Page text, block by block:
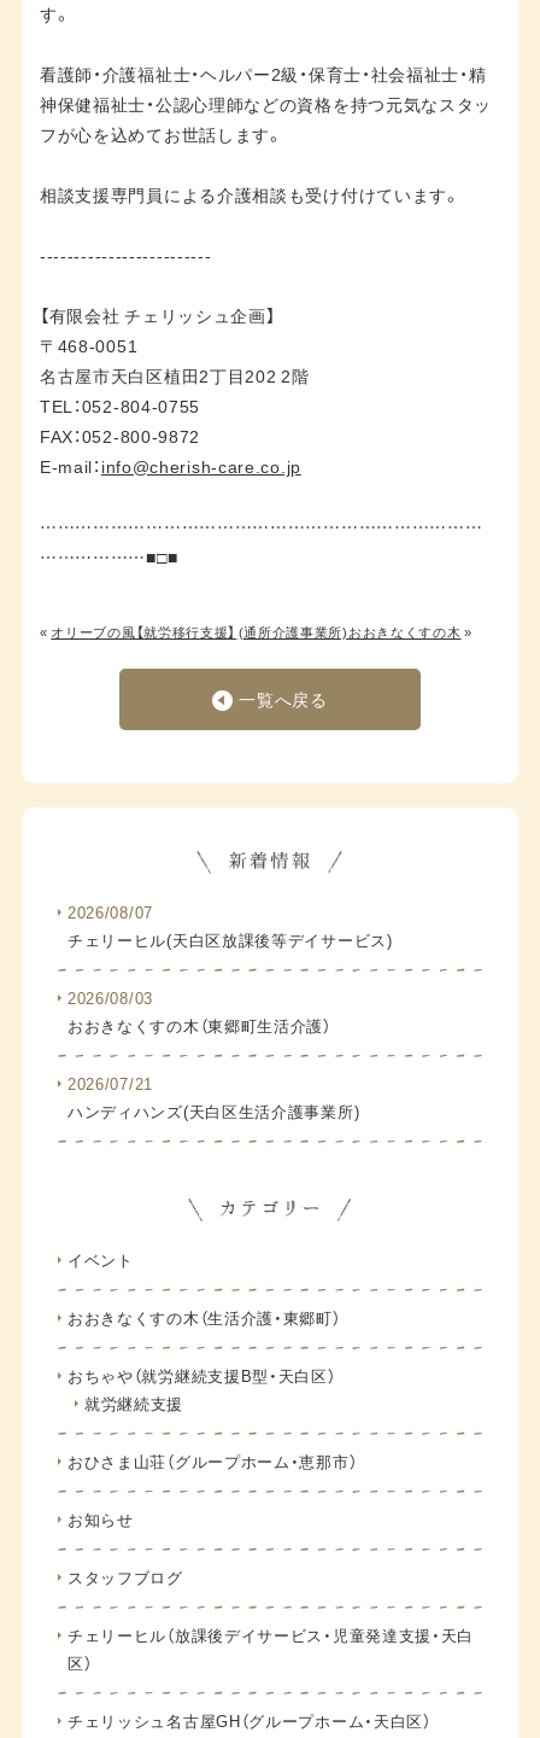
す。
看護師・介護福祉士・ヘルパー2級・保育士・社会福祉士・精
神保健福祉士・公認心理師などの資格を持つ元気なスタッ
フが心を込めてお世話します。
相談支援専門員による介護相談も受け付けています。
-------------------------
【有限会社 チェリッシュ企画】
〒468-0051
名古屋市天白区植田2丁目202 2階
TEL：052-804-0755
FAX：052-800-9872
E-mail： info@cherish-care.co.jp
…………………………………………………………………
………………■□■
« オリーブの風【就労移行支援】 (通所介護事業所)おおきなくすの木»
一覧へ戻る
2026/08/07
チェリーヒル(天白区放課後等デイサービス)
2026/08/03
おおきなくすの木（東郷町生活介護）
2026/07/21
ハンディハンズ(天白区生活介護事業所)
イベント
おおきなくすの木（生活介護・東郷町）
おちゃや（就労継続支援B型・天白区）
就労継続支援
おひさま山荘（グループホーム・恵那市）
お知らせ
スタッフブログ
チェリーヒル（放課後デイサービス・児童発達支援・天白
区）
チェリッシュ名古屋GH（グループホーム・天白区）